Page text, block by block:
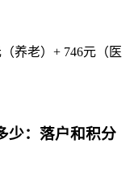
养老）+ 746元（医
少：落户和积分